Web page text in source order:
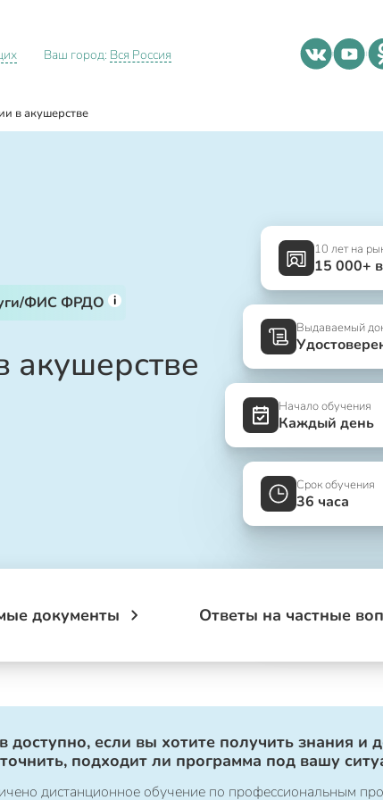
Ваш город: Вся Россия
в акушерстве
ФИС ФРДО i
акушерстве
10 лет на
15 000+
Выдаваемый
Начало обучения
Каждый день
Срок обучения
36 часа
документы Ответы на частные
если вы хотите получить знания и
подходит ли программа под вашу
дистанционное обучение по профессиональным